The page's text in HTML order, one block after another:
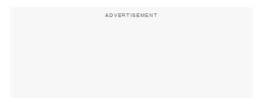
ADVERTISEMENT